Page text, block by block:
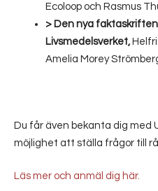
Ecoloop och Rasmus
> Den nya
Livsmedelsverket,
Amelia Morey
Du får även bekanta dig med
möjlighet att ställa frågor till
Läs mer och anmäl dig här.